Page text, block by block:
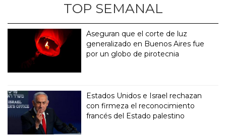
TOP SEMANAL
Aseguran que el corte de luz
generalizado en Buenos Aires fue
por un globo de pirotecnia
Estados Unidos e Israel rechazan
con firmeza el reconocimiento
francés del Estado palestino